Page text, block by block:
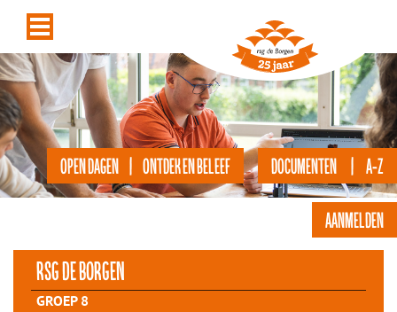
DOCUMENTEN | A-Z
OPEN DAGEN | ONTDEK EN BELEEF
AANMELDEN
rsg de Borgen
GROEP 8